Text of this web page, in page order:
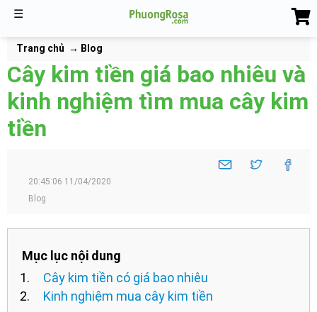
☰
Trang chủ Blog
Cây kim tiền giá bao nhiêu và
kinh nghiệm tìm mua cây kim
tiền
20:45:06 11/04/2020
Blog
Mục lục nội dung
Cây kim tiền có giá bao nhiêu
Kinh nghiệm mua cây kim tiền